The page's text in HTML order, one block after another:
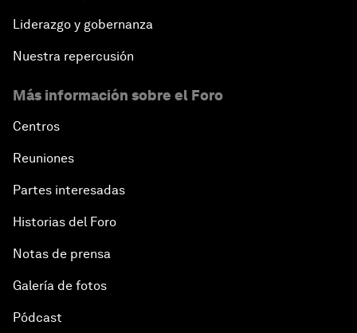
Liderazgo y gobernanza
Nuestra repercusión
Más información sobre el Foro
Centros
Reuniones
Partes interesadas
Historias del Foro
Notas de prensa
Galería de fotos
Pódcast